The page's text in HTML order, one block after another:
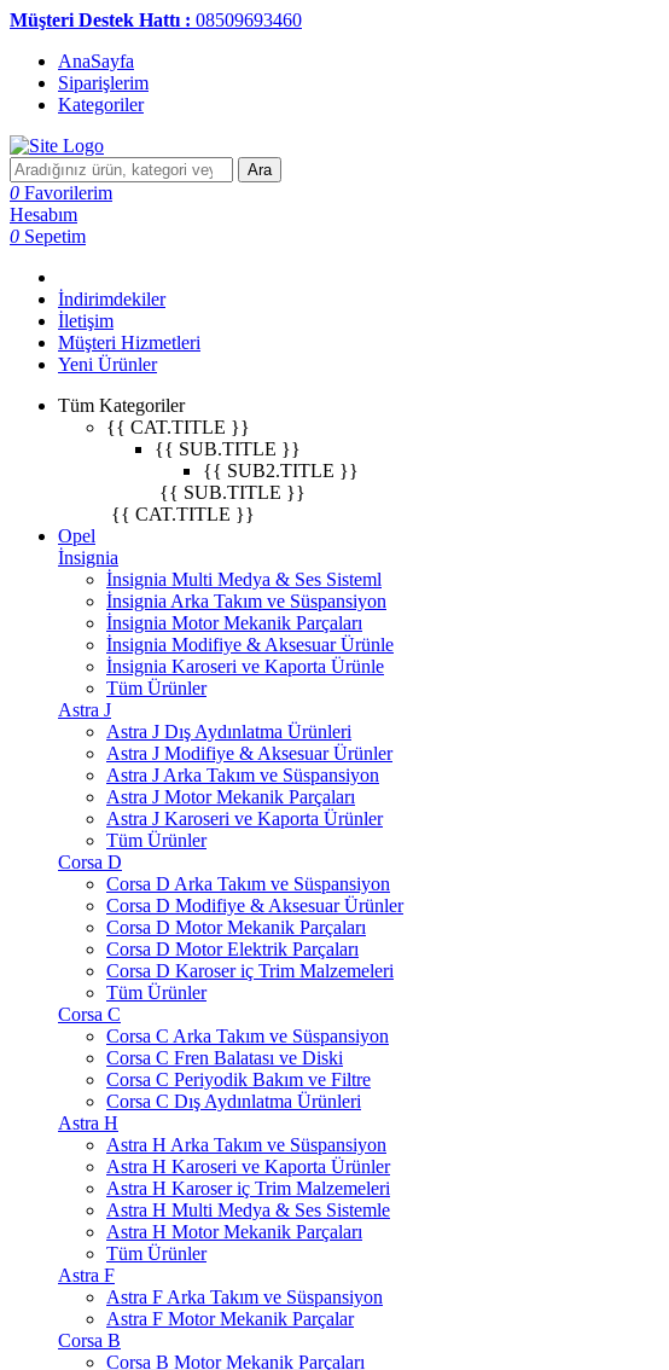
Müşteri Destek Hattı : 08509693460
AnaSayfa
Siparişlerim
Kategoriler
Ara
0 Favorilerim
Hesabım
0 Sepetim
İndirimdekiler
İletişim
Müşteri Hizmetleri
Yeni Ürünler
Tüm Kategoriler
{{ CAT.TITLE }}
{{ SUB.TITLE }}
{{ SUB2.TITLE }}
{{ SUB.TITLE }}
{{ CAT.TITLE }}
Opel
İnsignia
İnsignia Multi Medya & Ses Sisteml
İnsignia Arka Takım ve Süspansiyon
İnsignia Motor Mekanik Parçaları
İnsignia Modifiye & Aksesuar Ürünle
İnsignia Karoseri ve Kaporta Ürünle
Tüm Ürünler
Astra J
Astra J Dış Aydınlatma Ürünleri
Astra J Modifiye & Aksesuar Ürünler
Astra J Arka Takım ve Süspansiyon
Astra J Motor Mekanik Parçaları
Astra J Karoseri ve Kaporta Ürünler
Tüm Ürünler
Corsa D
Corsa D Arka Takım ve Süspansiyon
Corsa D Modifiye & Aksesuar Ürünler
Corsa D Motor Mekanik Parçaları
Corsa D Motor Elektrik Parçaları
Corsa D Karoser iç Trim Malzemeleri
Tüm Ürünler
Corsa C
Corsa C Arka Takım ve Süspansiyon
Corsa C Fren Balatası ve Diski
Corsa C Periyodik Bakım ve Filtre
Corsa C Dış Aydınlatma Ürünleri
Astra H
Astra H Arka Takım ve Süspansiyon
Astra H Karoseri ve Kaporta Ürünler
Astra H Karoser iç Trim Malzemeleri
Astra H Multi Medya & Ses Sistemle
Astra H Motor Mekanik Parçaları
Tüm Ürünler
Astra F
Astra F Arka Takım ve Süspansiyon
Astra F Motor Mekanik Parçalar
Corsa B
Corsa B Motor Mekanik Parçaları